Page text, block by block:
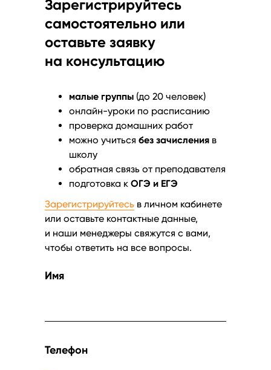
Зарегистрируйтесь
самостоятельно или
оставьте заявку
на консультацию
малые группы (до 20 человек)
онлайн-уроки по расписанию
проверка домашних работ
можно учиться без зачисления в
школу
обратная связь от преподавателя
подготовка к ОГЭ и ЕГЭ
Имя
Телефон
Зарегистрируйтесь в личном кабинете
или оставьте контактные данные,
и наши менеджеры свяжутся с вами,
чтобы ответить на все вопросы.